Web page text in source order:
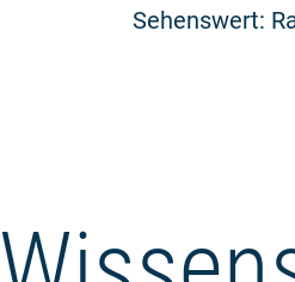
Sehenswert: